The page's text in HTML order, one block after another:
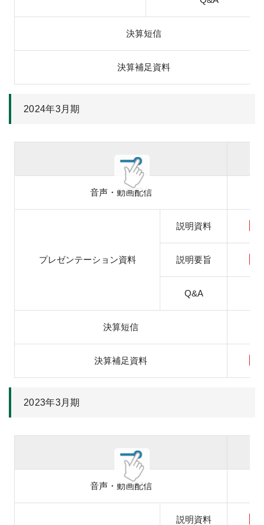
決算短信
決算補足資料
2024年3月期
音声・動画配信
プレゼンテーション資料
説明資料
説明要旨
Q&A
決算短信
決算補足資料
2023年3月期
音声・動画配信
説明資料